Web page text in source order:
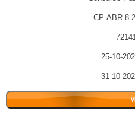
CP-ABR-8-
25-10-
31-10-